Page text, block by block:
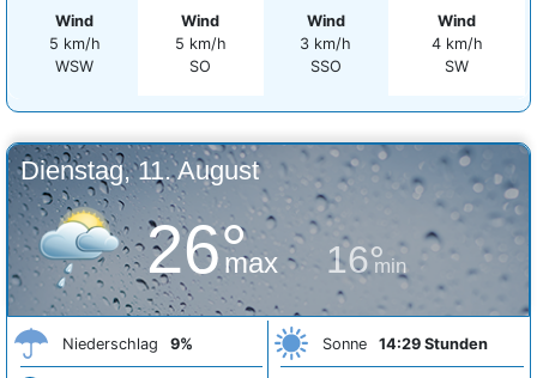
Wind
5 km/h
WSW
Wind
5 km/h
SO
Wind
3 km/h
SSO
Wind
4 km/h
SW
Dienstag, 11. August
26°
max 16°
min
Niederschlag 9% Sonne 14:29 Stunden